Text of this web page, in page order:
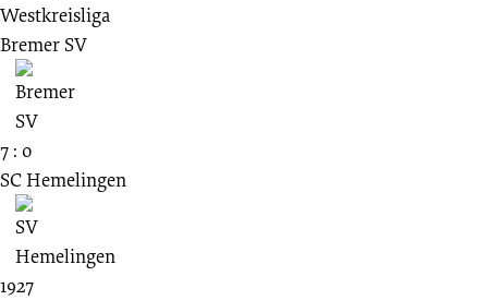
Westkreisliga
Bremer SV
7 : 0
SC Hemelingen
1927